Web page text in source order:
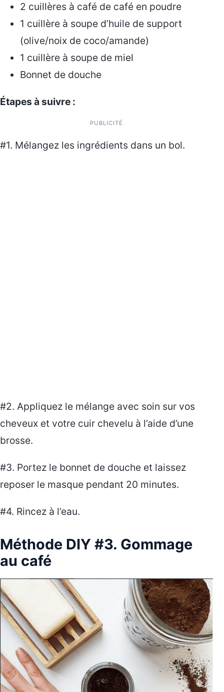
2 cuillères à café de café en poudre
1 cuillère à soupe d’huile de support
(olive/noix de coco/amande)
1 cuillère à soupe de miel
Bonnet de douche
Étapes à suivre :
PUBLICITÉ
#1. Mélangez les ingrédients dans un bol.
#2. Appliquez le mélange avec soin sur vos
cheveux et votre cuir chevelu à l’aide d’une
brosse.
#3. Portez le bonnet de douche et laissez
reposer le masque pendant 20 minutes.
#4. Rincez à l’eau.
Méthode DIY #3. Gommage
au café